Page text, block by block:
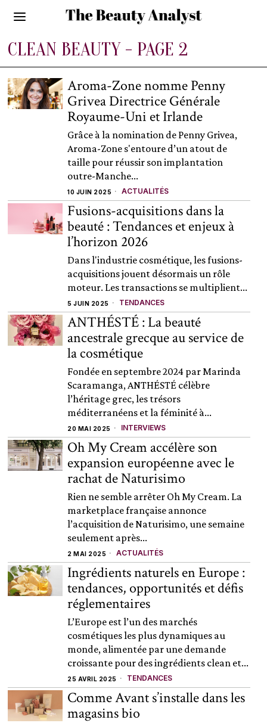
CLEAN BEAUTY- PAGE 2
Aroma-Zone nomme Penny
Grivea Directrice Générale
Royaume-Uni et Irlande
Grâce à la nomination de Penny Grivea,
Aroma-Zone s'entoure d’un atout de
taille pour réussir son implantation
outre-Manche...
10 JUIN 2025 ACTUALITÉS
Fusions-acquisitions dans la
beauté : Tendances et enjeux à
l’horizon 2026
Dans l'industrie cosmétique, les fusions-
acquisitions jouent désormais un rôle
moteur. Les transactions se multiplient...
5 JUIN 2025 TENDANCES
ANTHÉSTÉ : La beauté
ancestrale grecque au service de
la cosmétique
Fondée en septembre 2024 par Marinda
Scaramanga, ANTHÉSTÉ célèbre
l’héritage grec, les trésors
méditerranéens et la féminité à...
20 MAI 2025 INTERVIEWS
Oh My Cream accélère son
expansion européenne avec le
rachat de Naturisimo
Rien ne semble arrêter Oh My Cream. La
marketplace française annonce
l’acquisition de Naturisimo, une semaine
seulement après...
2 MAI 2025 ACTUALITÉS
Ingrédients naturels en Europe :
tendances, opportunités et défis
réglementaires
L’Europe est l’un des marchés
cosmétiques les plus dynamiques au
monde, alimentée par une demande
croissante pour des ingrédients clean et...
25 AVRIL 2025 TENDANCES
Comme Avant s’installe dans les
magasins bio